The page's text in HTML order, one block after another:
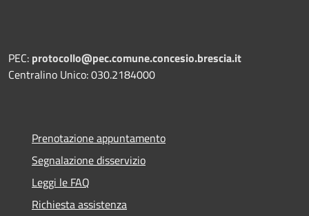
PEC: protocollo@pec.comune.concesio.brescia.it
Centralino Unico: 030.2184000
Prenotazione appuntamento
Segnalazione disservizio
Leggi le FAQ
Richiesta assistenza